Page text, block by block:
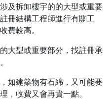
及拆卸樓宇的的大型或重要
冊結構工程師進行有關工
費較高。
大型或重要部分，找註冊承
如建築物有石綿，又可能要
，收費又會再貴一點。